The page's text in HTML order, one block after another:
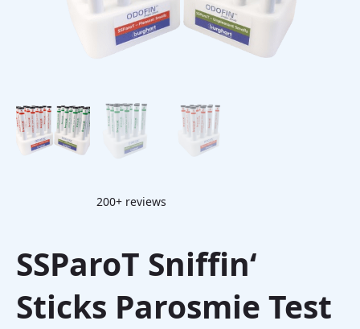
200+ reviews
SSParoT Sniffin‘
Sticks Parosmie Test